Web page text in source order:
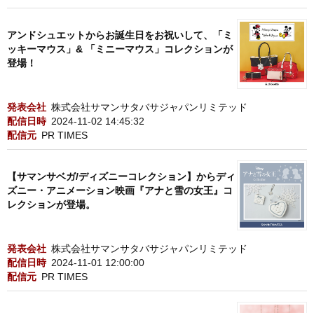
アンドシュエットからお誕生日をお祝いして、「ミ
ッキーマウス」& 「ミニーマウス」コレクションが
登場！
発表会社 株式会社サマンサタバサジャパンリミテッド
配信日時 2024-11-02 14:45:32
配信元 PR TIMES
【サマンサベガ/ディズニーコレクション】からディ
ズニー・アニメーション映画『アナと雪の女王』コ
レクションが登場。
発表会社 株式会社サマンサタバサジャパンリミテッド
配信日時 2024-11-01 12:00:00
配信元 PR TIMES